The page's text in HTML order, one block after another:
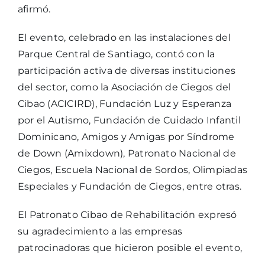
afirmó.
El evento, celebrado en las instalaciones del
Parque Central de Santiago, contó con la
participación activa de diversas instituciones
del sector, como la Asociación de Ciegos del
Cibao (ACICIRD), Fundación Luz y Esperanza
por el Autismo, Fundación de Cuidado Infantil
Dominicano, Amigos y Amigas por Síndrome
de Down (Amixdown), Patronato Nacional de
Ciegos, Escuela Nacional de Sordos, Olimpiadas
Especiales y Fundación de Ciegos, entre otras.
El Patronato Cibao de Rehabilitación expresó
su agradecimiento a las empresas
patrocinadoras que hicieron posible el evento,